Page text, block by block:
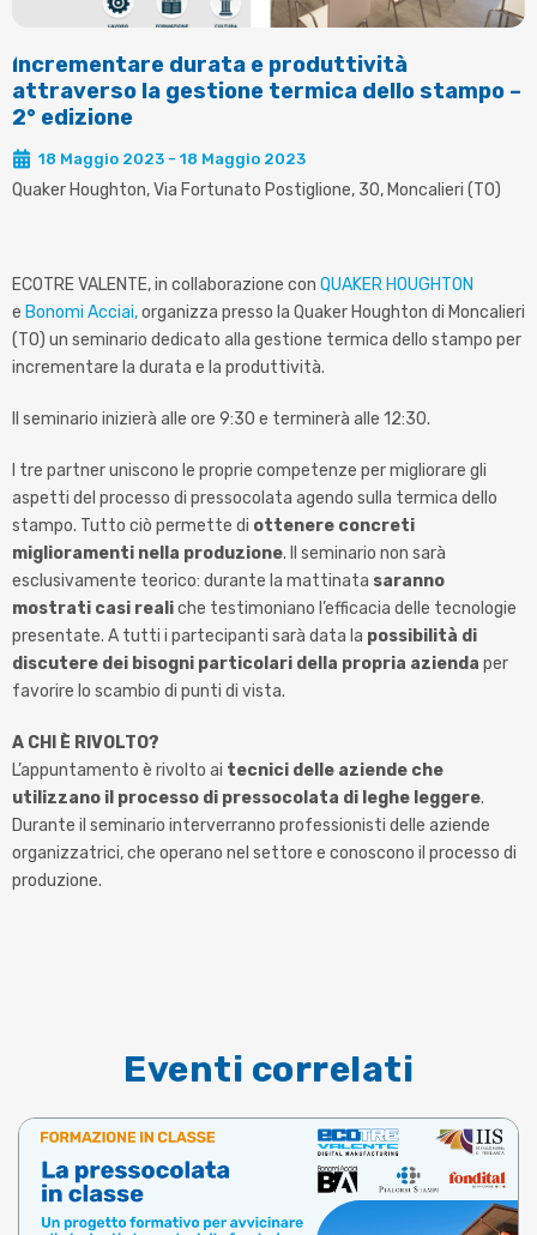
Incrementare durata e produttività
attraverso la gestione termica dello stampo –
2° edizione
18 Maggio 2023 - 18 Maggio 2023
Quaker Houghton, Via Fortunato Postiglione, 30, Moncalieri (TO)
ECOTRE VALENTE, in collaborazione con QUAKER HOUGHTON
e Bonomi Acciai,organizza presso la Quaker Houghton di Moncalieri
(TO) un seminario dedicato alla gestione termica dello stampo per
incrementare la durata e la produttività.
Il seminario inizierà alle ore 9:30 e terminerà alle 12:30.
I tre partner uniscono le proprie competenze per migliorare gli
aspetti del processo di pressocolata agendo sulla termica dello
stampo. Tutto ciò permette di ottenere concreti
miglioramenti nella produzione. Il seminario non sarà
esclusivamente teorico: durante la mattinata saranno
mostrati casi realiche testimoniano l’efficacia delle tecnologie
presentate. A tutti i partecipanti sarà data la possibilità di
discutere dei bisogni particolari della propria azienda per
favorire lo scambio di punti di vista.
A CHI È RIVOLTO?
L’appuntamento è rivolto ai tecnici delle aziende che
utilizzano il processo di pressocolata di leghe leggere.
Durante il seminario interverranno professionisti delle aziende
organizzatrici, che operano nel settore e conoscono il processo di
produzione.
Eventi correlati